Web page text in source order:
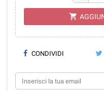
shopping_cart
CONDIVIDI